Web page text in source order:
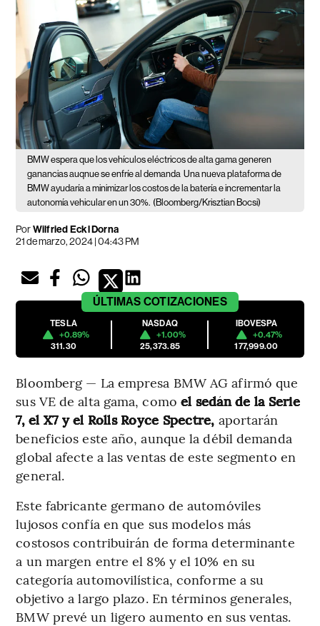
BMW espera que los vehículos eléctricos de alta gama generen
ganancias auqnue se enfríe al demanda Una nueva plataforma de
BMW ayudaría a minimizar los costos de la batería e incrementar la
autonomía vehicular en un 30%. (Bloomberg/Krisztian Bocsi)
PorWilfried Eckl Dorna
21 de marzo, 2024 | 04:43 PM
ÚLTIMAS COTIZACIONES
TESLA
+0.89%
311.30
NASDAQ
+1.00%
25,373.85
IBOVESPA
+0.47%
177,999.00
Bloomberg — La empresa BMW AG afirmó que
sus VE de alta gama, como el sedán de la Serie
7, el X7 y el Rolls Royce Spectre, aportarán
beneficios este año, aunque la débil demanda
global afecte a las ventas de este segmento en
general.
Este fabricante germano de automóviles
lujosos confía en que sus modelos más
costosos contribuirán de forma determinante
a un margen entre el 8% y el 10% en su
categoría automovilística, conforme a su
objetivo a largo plazo. En términos generales,
BMW prevé un ligero aumento en sus ventas.